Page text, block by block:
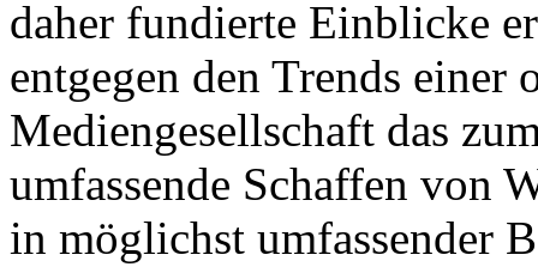
daher fundierte Einblicke
entgegen den Trends einer
Mediengesellschaft das
umfassende Schaffen von
in möglichst umfassender